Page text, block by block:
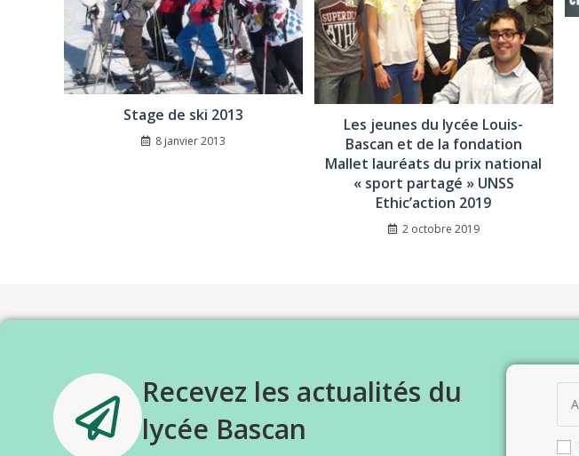
Stage de ski 2013
8 janvier 2013
Les jeunes du lycée Louis-
Bascan et de la fondation
Mallet lauréats du prix national
« sport partagé » UNSS
Ethic’action 2019
2 octobre 2019
Recevez les actualités du
lycée Bascan